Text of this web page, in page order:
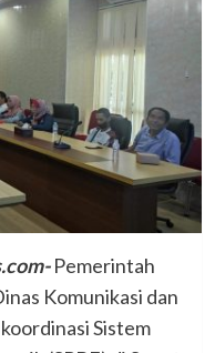
Pemerintah
Komunikasi dan
Sistem